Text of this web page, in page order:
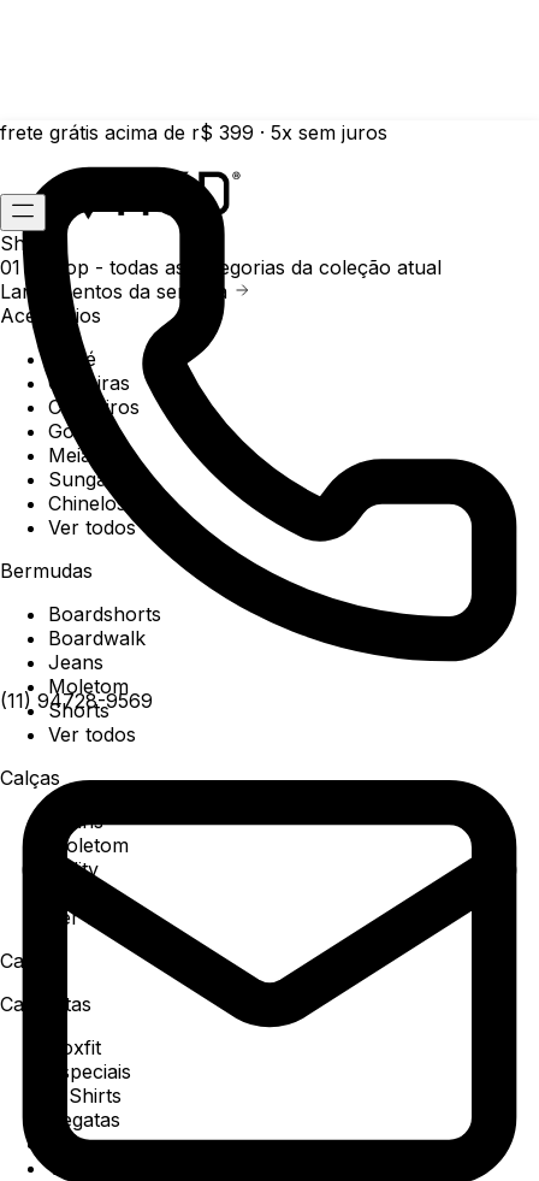
frete grátis acima de r$ 399 · 5x sem juros
(11) 94728-9569
Shop
01 /
Shop - todas as categorias da coleção atual
Lançamentos da semana
Acessórios
Boné
Carteiras
Chaveiros
Gorros
Meias
Sunga
Chinelos
Ver todos
Bermudas
Boardshorts
Boardwalk
Jeans
Moletom
Shorts
Ver todos
Calças
Jeans
Moletom
Utility
Ver todos
Camisa
Camisetas
Boxfit
Especiais
T-Shirts
Regatas
Polo
Ver todos